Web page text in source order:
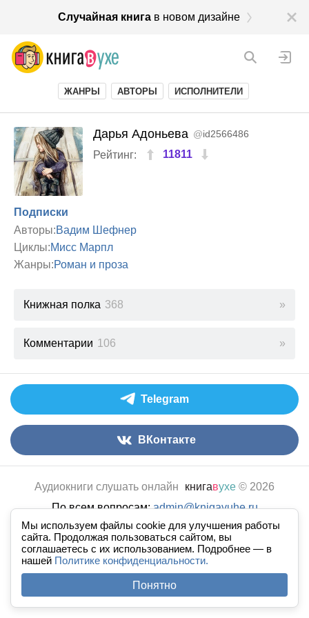
Мы используем файлы cookie для улучшения работы
сайта. Продолжая пользоваться сайтом, вы
соглашаетесь с их использованием. Подробнее — в
нашей Политике конфиденциальности.
Понятно
Случайная книгав новом дизайне
ЖАНРЫ АВТОРЫ ИСПОЛНИТЕЛИ
Дарья Адоньева @id2566486
Рейтинг: 11811
Подписки
Авторы:Вадим Шефнер
Циклы:Мисс Марпл
Жанры:Роман и проза
Книжная полка 368
Комментарии 106
Telegram
ВКонтакте
Аудиокниги слушать онлайн книгавухе © 2026
По всем вопросам:admin@knigavuhe.ru
FAQ
· Правила сайта · Добавить книгу
·
Полная версия
· Новый дизайн